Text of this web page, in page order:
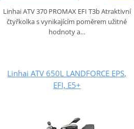
Linhai ATV 370 PROMAX EFI T3b Atraktivní
čtyřkolka s vynikajícím poměrem užitné
hodnoty a…
Linhai ATV 650L LANDFORCE EPS,
EFI, E5+